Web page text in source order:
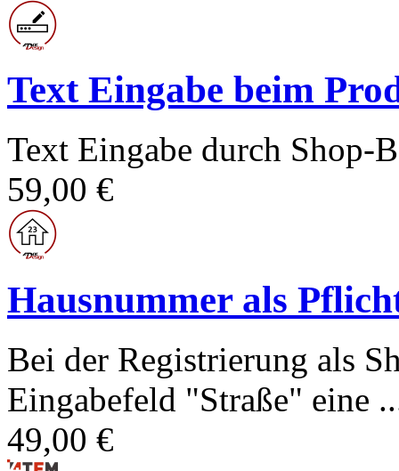
Text Eingabe beim
Text Eingabe durch Shop-
59,00 €
Hausnummer als
Bei der Registrierung als
Eingabefeld "Straße" eine
49,00 €